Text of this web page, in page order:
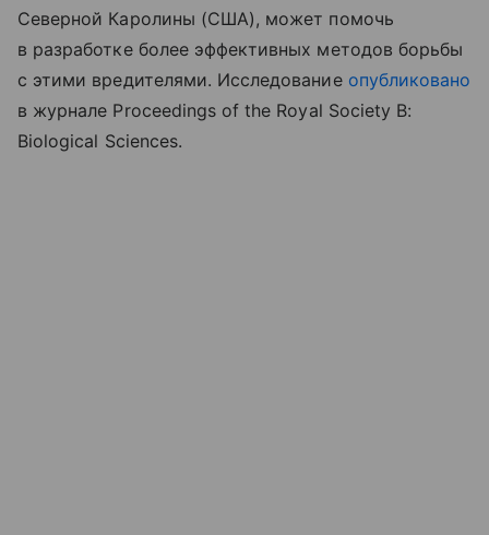
Северной Каролины (США), может помочь
в разработке более эффективных методов борьбы
с этими вредителями. Исследование опубликовано
в журнале Proceedings of the Royal Society B:
Biological Sciences.